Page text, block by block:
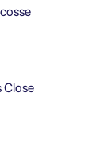
Close